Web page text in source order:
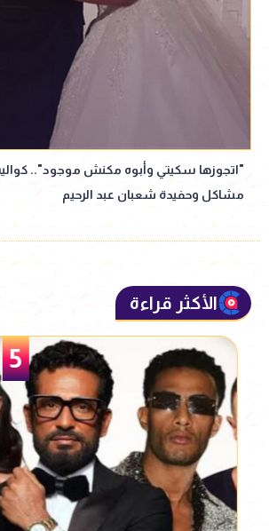
"اتجوزها سكيتي وأبوه مكنش موجود"..
مشاكل وحفيدة شعبان عبد الرحيم
الأكثر قراءة
5